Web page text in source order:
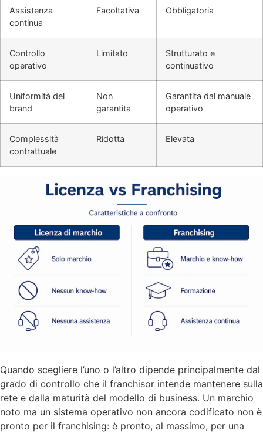
Assistenza
continua
Facoltativa Obbligatoria
Controllo
operativo
Limitato
Strutturato e
continuativo
Uniformità del
brand
Non
garantita
Garantita dal manuale
operativo
Complessità
contrattuale
Ridotta Elevata
Quando scegliere l’uno o l’altro dipende principalmente dal
grado di controllo che il franchisor intende mantenere sulla
rete e dalla maturità del modello di business. Un marchio
noto ma un sistema operativo non ancora codificato non è
pronto per il franchising: è pronto, al massimo, per una